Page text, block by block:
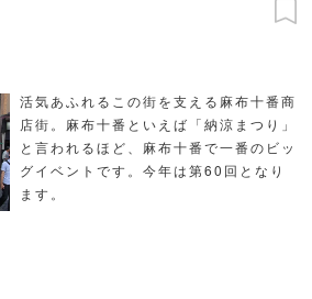
活気あふれるこの街を支える麻布十番商
店街。麻布十番といえば「納涼まつり」
と言われるほど、麻布十番で一番のビッ
グイベントです。今年は第60回となり
ます。